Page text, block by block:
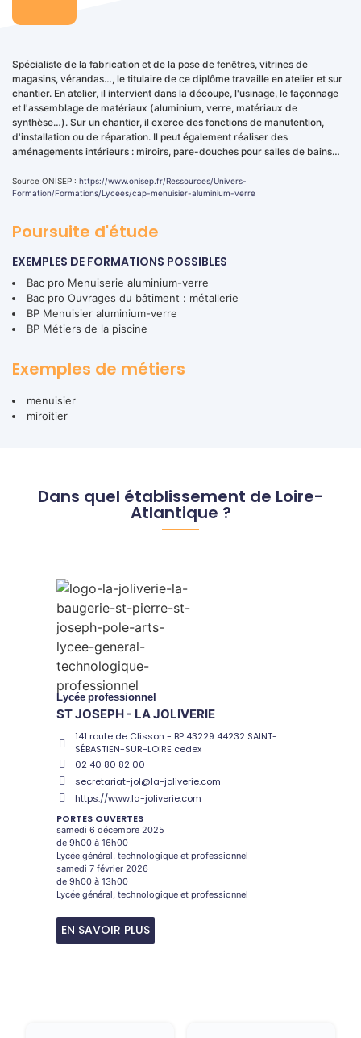
Spécialiste de la fabrication et de la pose de fenêtres, vitrines de
magasins, vérandas…, le titulaire de ce diplôme travaille en atelier et sur
chantier. En atelier, il intervient dans la découpe, l'usinage, le façonnage
et l'assemblage de matériaux (aluminium, verre, matériaux de
synthèse…). Sur un chantier, il exerce des fonctions de manutention,
d'installation ou de réparation. Il peut également réaliser des
aménagements intérieurs : miroirs, pare-douches pour salles de bains…
Source ONISEP : https://www.onisep.fr/Ressources/Univers-
Formation/Formations/Lycees/cap-menuisier-aluminium-verre
Poursuite d'étude
EXEMPLES DE FORMATIONS POSSIBLES
Bac pro Menuiserie aluminium-verre
Bac pro Ouvrages du bâtiment : métallerie
BP Menuisier aluminium-verre
BP Métiers de la piscine
Exemples de métiers
menuisier
miroitier
Dans quel établissement de Loire-
Atlantique ?
Lycée professionnel
ST JOSEPH - LA JOLIVERIE
141 route de Clisson - BP 43229 44232 SAINT-
SÉBASTIEN-SUR-LOIRE cedex
02 40 80 82 00
secretariat-jol@la-joliverie.com
https://www.la-joliverie.com
PORTES OUVERTES
samedi 6 décembre 2025
de 9h00 à 16h00
Lycée général, technologique et professionnel
samedi 7 février 2026
de 9h00 à 13h00
Lycée général, technologique et professionnel
EN SAVOIR PLUS